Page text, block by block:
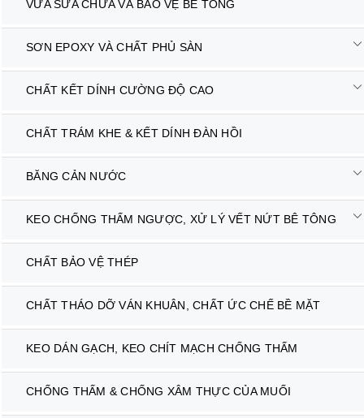
VỮA SỬA CHỮA VÀ BẢO VỆ BÊ TÔNG
SƠN EPOXY VÀ CHẤT PHỦ SÀN
CHẤT KẾT DÍNH CƯỜNG ĐỘ CAO
CHẤT TRÁM KHE & KẾT DÍNH ĐÀN HỒI
BĂNG CẢN NƯỚC
KEO CHỐNG THẤM NGƯỢC, XỬ LÝ VẾT NỨT BÊ TÔNG
CHẤT BẢO VỆ THÉP
CHẤT THÁO DỠ VÁN KHUÂN, CHẤT ỨC CHẾ BỀ MẶT
KEO DÁN GẠCH, KEO CHÍT MẠCH CHỐNG THẤM
CHỐNG THẤM & CHỐNG XÂM THỰC CỦA MUỐI